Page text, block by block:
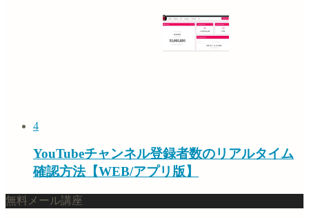
4
YouTubeチャンネル登録者数のリアルタイム
確認方法【WEB/アプリ版】
無料メール講座